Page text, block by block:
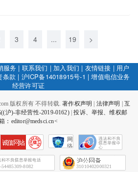
3 4 ... 19 >
服务 | 联系我们 | 加入我们 | 友情链接 | 用户
条款 | 沪ICP备14018915号-1 |增值电信业务
经营许可证
版权所有 不得转载.著作权声明 法律声明
互
沪)-非经营性-2019-0162)|投诉、举报、维权邮
：editor@medsci.cn<
网
络
会
征
54485309-8082 31010402000321